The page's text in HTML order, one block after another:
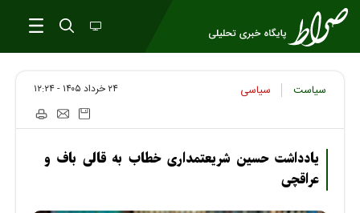
سیاست سیاسی ۲۴ خرداد ۱۴۰۵ - ۱۲:۲۴
یادداشت حسین شریعتمداری خطاب به قالی باف و
عراقچی